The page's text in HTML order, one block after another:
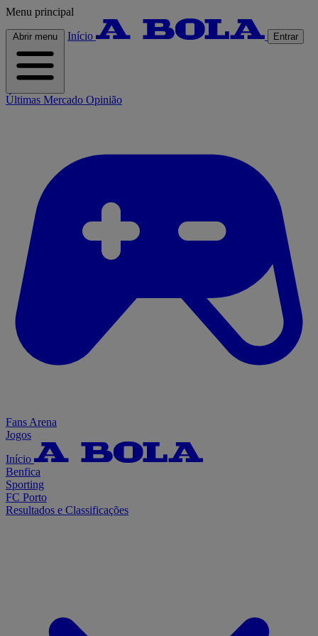
Menu principal
Abrir menu Início Entrar
Últimas Mercado Opinião
Fans Arena
Jogos
Início
Benfica
Sporting
FC Porto
Resultados e Classificações